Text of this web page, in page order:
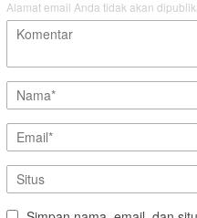
Alamat email Anda tidak akan